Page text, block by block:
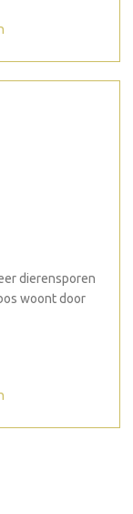
dierensporen
woont door